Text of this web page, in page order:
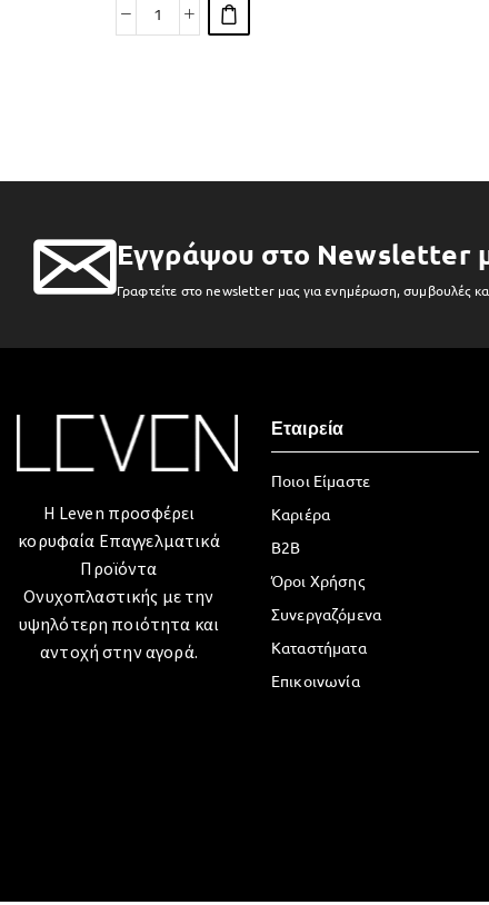
Εγγράψου στο Newsletter
Γραφτείτε στο newsletter μας για ενημέρωση, συμβουλές
Η Leven προσφέρει
κορυφαία Επαγγελματικά
Προϊόντα
Ονυχοπλαστικής με την
υψηλότερη ποιότητα και
αντοχή στην αγορά.
Εταιρεία
Ποιοι Είμαστε
Καριέρα
B2B
Όροι Χρήσης
Συνεργαζόμενα
Καταστήματα
Επικοινωνία